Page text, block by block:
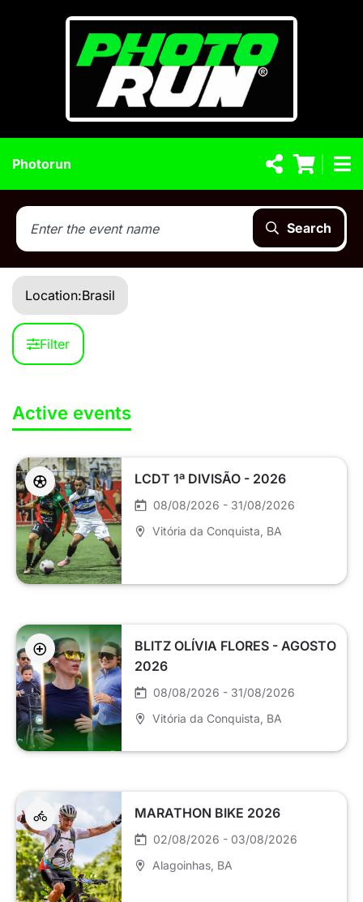
Photorun
Search
Location:Brasil
Filter
Active events
LCDT 1ª DIVISÃO - 2026
08/08/2026 - 31/08/2026
Vitória da Conquista , BA
BLITZ OLÍVIA FLORES - AGOSTO
2026
08/08/2026 - 31/08/2026
Vitória da Conquista , BA
MARATHON BIKE 2026
02/08/2026 - 03/08/2026
Alagoinhas , BA